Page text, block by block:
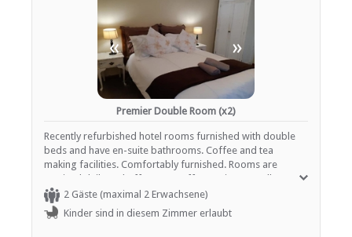
« »
Premier Double Room (x2)
Recently refurbished hotel rooms furnished with double
beds and have en-suite bathrooms. Coffee and tea
making facilities. Comfortably furnished. Rooms are
serviced daily and offer tea / coffee station as well as
heaters or fireplaces.
2 Gäste (maximal 2 Erwachsene)
Kinder sind in diesem Zimmer erlaubt